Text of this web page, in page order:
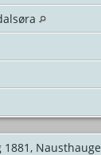
1881,